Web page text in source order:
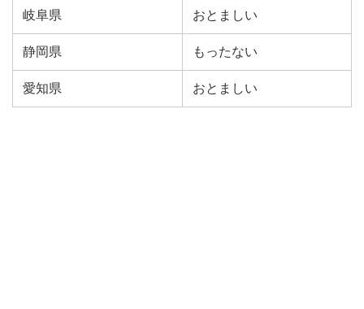
岐阜県 おとましい
静岡県 もったない
愛知県 おとましい